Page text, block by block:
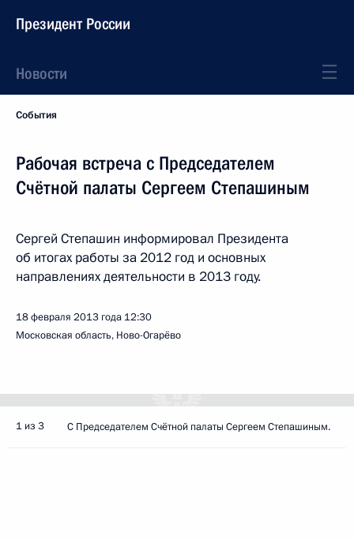
Президент России
Новости
События
Рабочая встреча с Председателем
Счётной палаты Сергеем Степашиным
Сергей Степашин информировал Президента
об итогах работы за 2012 год и основных
направлениях деятельности в 2013 году.
18 февраля 2013 года 12:30
Московская область, Ново-Огарёво
1 из 3 С Председателем Счётной палаты Сергеем Степашиным.